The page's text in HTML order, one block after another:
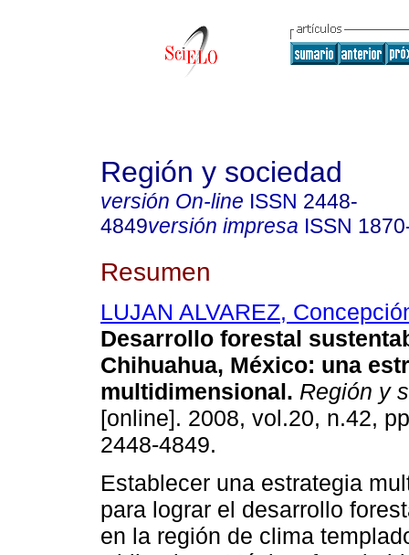
Región y sociedad
versión On-line ISSN 2448-
4849versión impresa ISSN
Resumen
LUJAN ALVAREZ,
Desarrollo forestal
Chihuahua, México: una
multidimensional. Región y
[online]. 2008, vol.20, n.42,
2448-4849.
Establecer una estrategia
para lograr el desarrollo
en la región de clima